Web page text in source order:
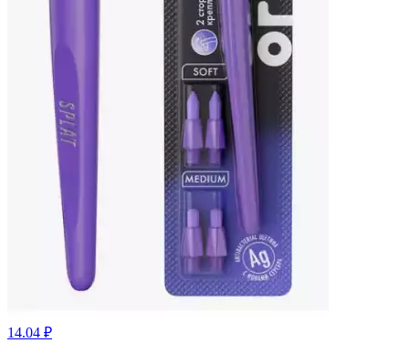
14.04 ₽